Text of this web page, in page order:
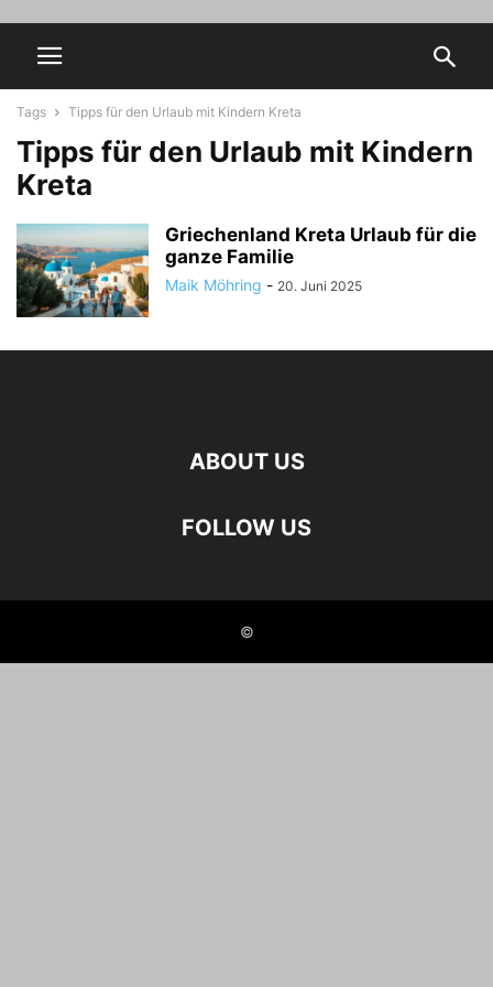
Tags Tipps für den Urlaub mit Kindern Kreta
Tipps für den Urlaub mit Kindern
Kreta
Griechenland Kreta Urlaub für die
ganze Familie
Maik Möhring - 20. Juni 2025
ABOUT US
FOLLOW US
©